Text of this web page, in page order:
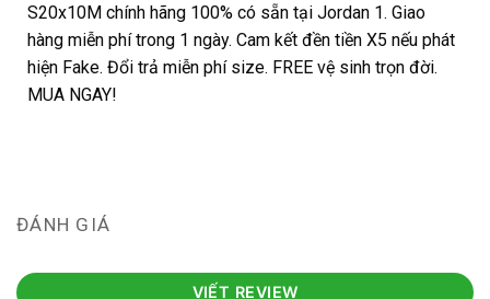
S20x10M chính hãng 100% có sẵn tại Jordan 1. Giao
hàng miễn phí trong 1 ngày. Cam kết đền tiền X5 nếu phát
hiện Fake. Đổi trả miễn phí size. FREE vệ sinh trọn đời.
MUA NGAY!
ĐÁNH GIÁ
VIẾT REVIEW